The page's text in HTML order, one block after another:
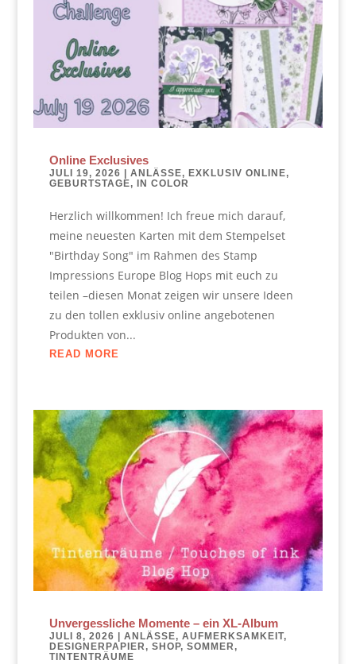
Online Exclusives
JULI 19, 2026 | ANLÄSSE, EXKLUSIV ONLINE,
GEBURTSTAGE, IN COLOR
Herzlich willkommen! Ich freue mich darauf,
meine neuesten Karten mit dem Stempelset
"Birthday Song" im Rahmen des Stamp
Impressions Europe Blog Hops mit euch zu
teilen –diesen Monat zeigen wir unsere Ideen
zu den tollen exklusiv online angebotenen
Produkten von...
READ MORE
Unvergessliche Momente – ein XL-Album
JULI 8, 2026 ANLÄSSE, AUFMERKSAMKEIT,
DESIGNERPAPIER, SHOP, SOMMER,
TINTENTRÄUME